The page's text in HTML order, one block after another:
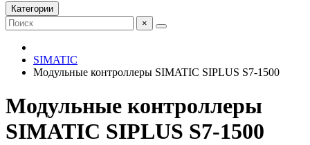
Категории
×
SIMATIC
Модульные контроллеры SIMATIC SIPLUS S7-1500
Модульные контроллеры
SIMATIC SIPLUS S7-1500